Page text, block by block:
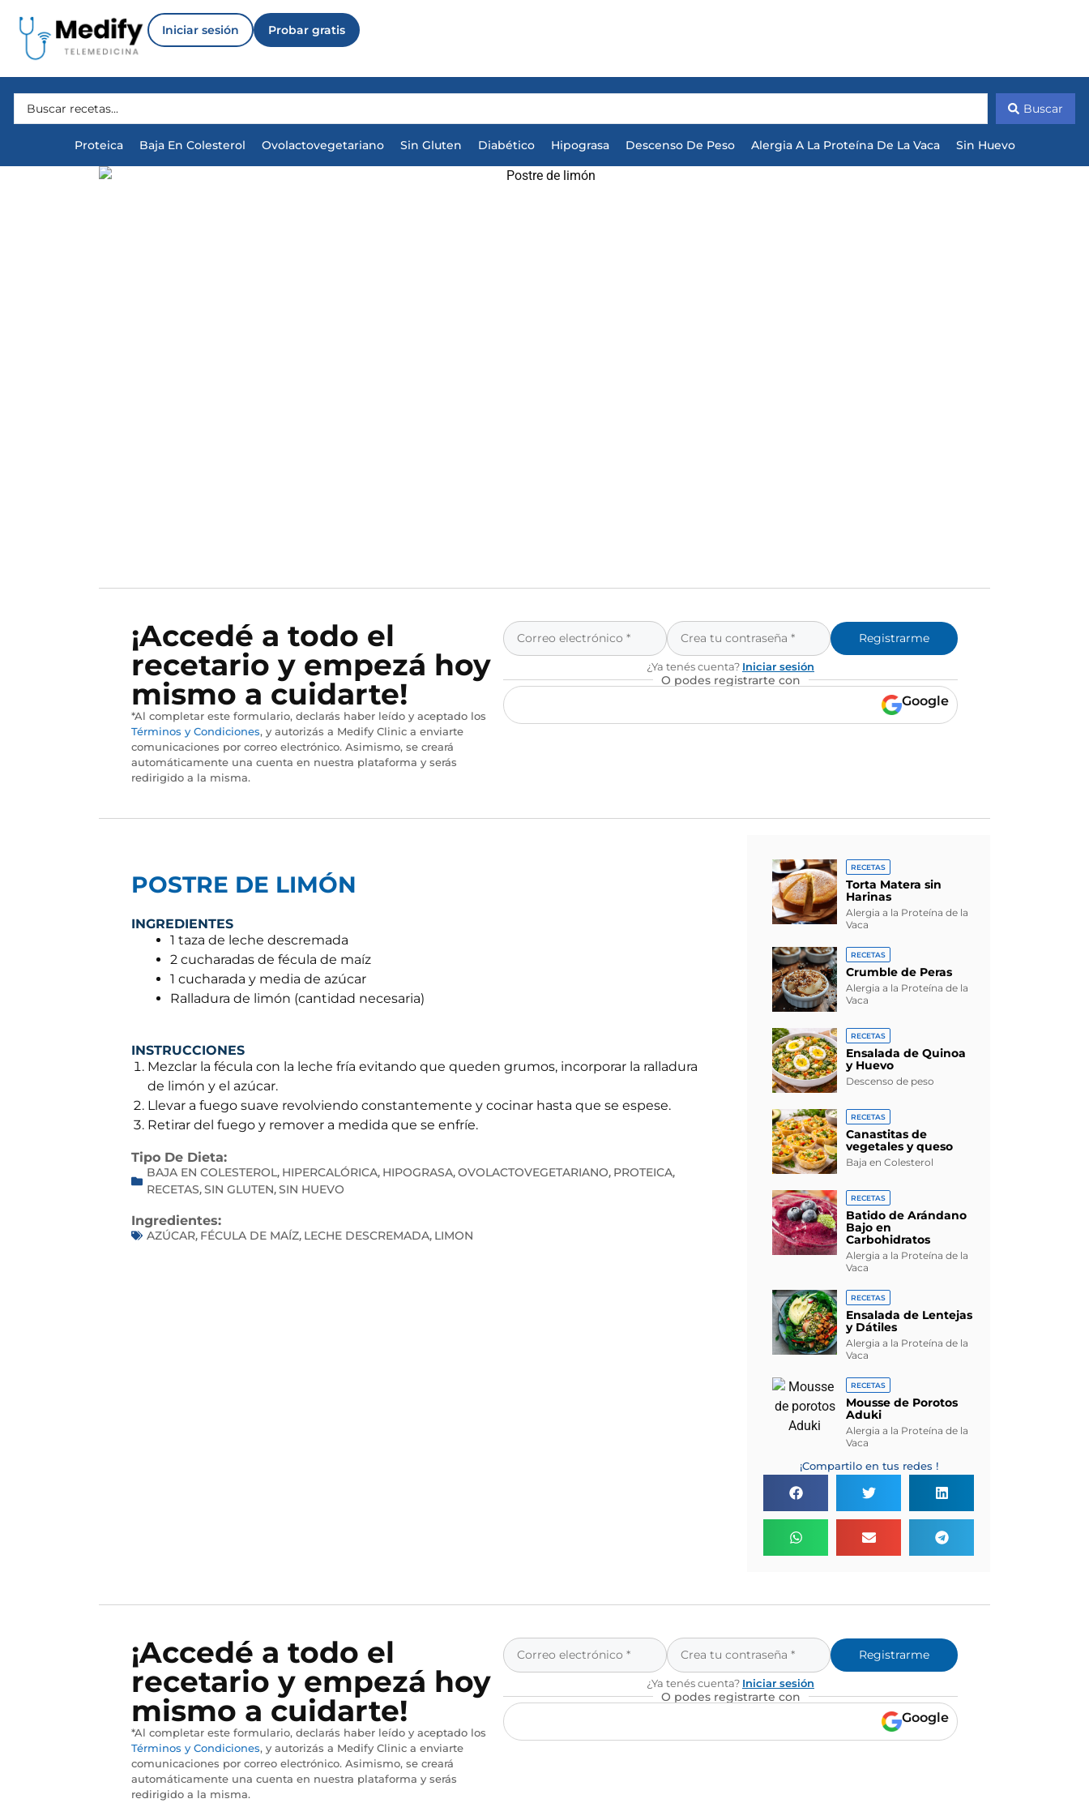
Iniciar sesión Probar gratis
Buscar
Proteica Baja En Colesterol Ovolactovegetariano Sin Gluten Diabético Hipograsa Descenso De Peso Alergia A La Proteína De La Vaca Sin Huevo
¡Accedé a todo el
recetario y empezá hoy
mismo a cuidarte!
*Al completar este formulario, declarás haber leído y aceptado los
Términos y Condiciones, y autorizás a Medify Clinic a enviarte
comunicaciones por correo electrónico. Asimismo, se creará
automáticamente una cuenta en nuestra plataforma y serás
redirigido a la misma.
Registrarme
¿Ya tenés cuenta? Iniciar sesión
O podes registrarte con
Google
POSTRE DE LIMÓN
INGREDIENTES
1 taza de leche descremada
2 cucharadas de fécula de maíz
1 cucharada y media de azúcar
Ralladura de limón (cantidad necesaria)
INSTRUCCIONES
Mezclar la fécula con la leche fría evitando que queden grumos, incorporar la ralladura
de limón y el azúcar.
Llevar a fuego suave revolviendo constantemente y cocinar hasta que se espese.
Retirar del fuego y remover a medida que se enfríe.
Tipo De Dieta:
BAJA EN COLESTEROL, HIPERCALÓRICA, HIPOGRASA,OVOLACTOVEGETARIANO, PROTEICA,
RECETAS,SIN GLUTEN,SIN HUEVO
Ingredientes:
AZÚCAR, FÉCULA DE MAÍZ, LECHE DESCREMADA, LIMON
RECETAS
Torta Matera sin
Harinas
Alergia a la Proteína de la
Vaca
RECETAS
Crumble de Peras
Alergia a la Proteína de la
Vaca
RECETAS
Ensalada de Quinoa
y Huevo
Descenso de peso
RECETAS
Canastitas de
vegetales y queso
Baja en Colesterol
RECETAS
Batido de Arándano
Bajo en
Carbohidratos
Alergia a la Proteína de la
Vaca
RECETAS
Ensalada de Lentejas
y Dátiles
Alergia a la Proteína de la
Vaca
RECETAS
Mousse de Porotos
Aduki
Alergia a la Proteína de la
Vaca
¡Compartilo en tus redes !
¡Accedé a todo el
recetario y empezá hoy
mismo a cuidarte!
*Al completar este formulario, declarás haber leído y aceptado los
Términos y Condiciones, y autorizás a Medify Clinic a enviarte
comunicaciones por correo electrónico. Asimismo, se creará
automáticamente una cuenta en nuestra plataforma y serás
redirigido a la misma.
Registrarme
¿Ya tenés cuenta? Iniciar sesión
O podes registrarte con
Google